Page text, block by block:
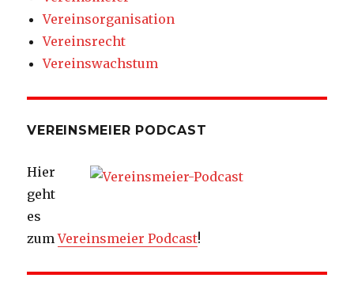
Vereinsorganisation
Vereinsrecht
Vereinswachstum
VEREINSMEIER PODCAST
Hier
geht
es
zumVereinsmeier Podcast!